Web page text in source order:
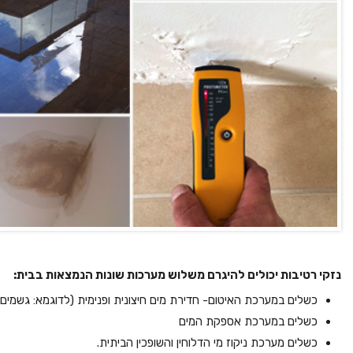
נזקי רטיבות יכולים להיגרם משלוש מערכות שונות הנמצאות בבית:
כשלים במערכת האיטום- חדירת מים חיצונית ופנימית (לדוגמא:
כשלים במערכת אספקת המים
כשלים מערכת ניקוז מי הדלוחין והשופכין הביתית.